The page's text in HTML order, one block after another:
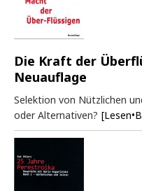
Die Kraft der
Neuauflage
Selektion von Nützlichen
oder Alternativen?